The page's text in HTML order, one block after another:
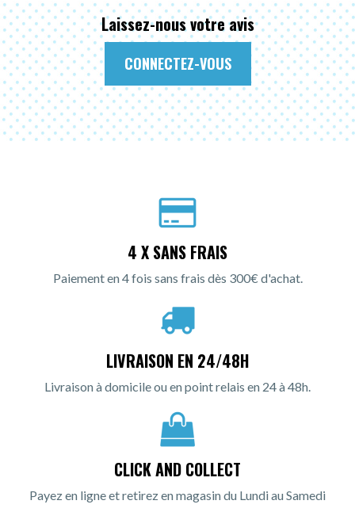
Laissez-nous votre avis
CONNECTEZ-VOUS
4 X SANS FRAIS
Paiement en 4 fois sans frais dès 300€ d'achat.
LIVRAISON EN 24/48H
Livraison à domicile ou en point relais en 24 à 48h.
CLICK AND COLLECT
Payez en ligne et retirez en magasin du Lundi au Samedi